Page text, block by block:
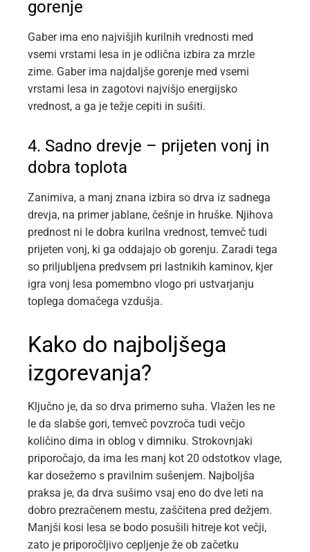
gorenje
Gaber ima eno najvišjih kurilnih vrednosti med
vsemi vrstami lesa in je odlična izbira za mrzle
zime. Gaber ima najdaljše gorenje med vsemi
vrstami lesa in zagotovi najvišjo energijsko
vrednost, a ga je težje cepiti in sušiti.
4. Sadno drevje – prijeten vonj in
dobra toplota
Zanimiva, a manj znana izbira so drva iz sadnega
drevja, na primer jablane, češnje in hruške. Njihova
prednost ni le dobra kurilna vrednost, temveč tudi
prijeten vonj, ki ga oddajajo ob gorenju. Zaradi tega
so priljubljena predvsem pri lastnikih kaminov, kjer
igra vonj lesa pomembno vlogo pri ustvarjanju
toplega domačega vzdušja.
Kako do najboljšega
izgorevanja?
Ključno je, da so drva primerno suha. Vlažen les ne
le da slabše gori, temveč povzroča tudi večjo
količino dima in oblog v dimniku. Strokovnjaki
priporočajo, da ima les manj kot 20 odstotkov vlage,
kar dosežemo s pravilnim sušenjem. Najboljša
praksa je, da drva sušimo vsaj eno do dve leti na
dobro prezračenem mestu, zaščitena pred dežjem.
Manjši kosi lesa se bodo posušili hitreje kot večji,
zato je priporočljivo cepljenje že ob začetku